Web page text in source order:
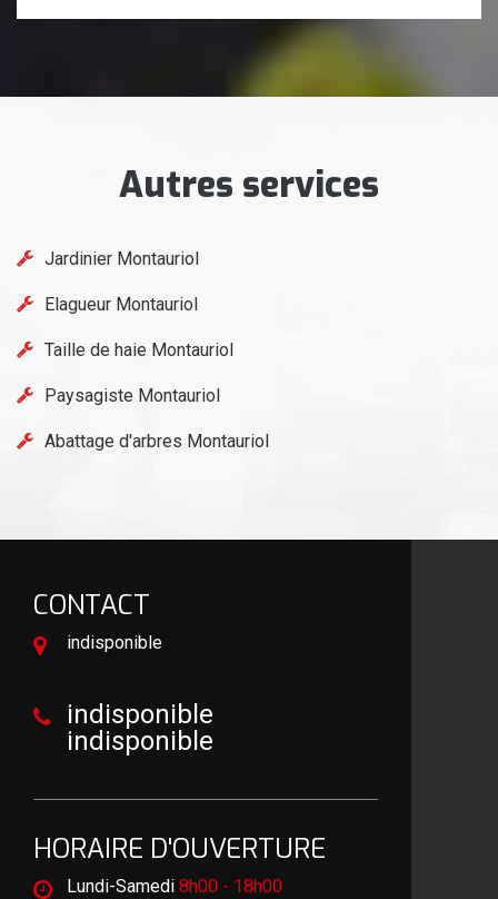
Autres services
Jardinier Montauriol
Elagueur Montauriol
Taille de haie Montauriol
Paysagiste Montauriol
Abattage d'arbres Montauriol
CONTACT
indisponible
indisponible
indisponible
HORAIRE D'OUVERTURE
Lundi-Samedi 8h00 - 18h00